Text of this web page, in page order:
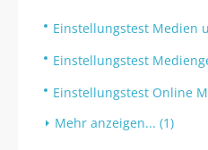
Einstellungstest Medien
Einstellungstest
Einstellungstest Online
Mehr anzeigen... (1)